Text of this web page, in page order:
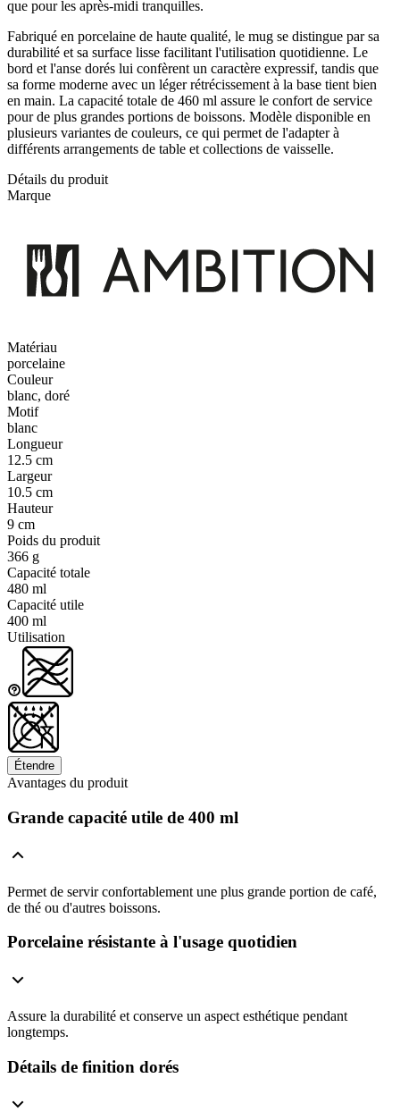
que pour les après-midi tranquilles.
Fabriqué en porcelaine de haute qualité, le mug se distingue par sa
durabilité et sa surface lisse facilitant l'utilisation quotidienne. Le
bord et l'anse dorés lui confèrent un caractère expressif, tandis que
sa forme moderne avec un léger rétrécissement à la base tient bien
en main. La capacité totale de 460 ml assure le confort de service
pour de plus grandes portions de boissons. Modèle disponible en
plusieurs variantes de couleurs, ce qui permet de l'adapter à
différents arrangements de table et collections de vaisselle.
Détails du produit
Marque
Matériau
porcelaine
Couleur
blanc, doré
Motif
blanc
Longueur
12.5 cm
Largeur
10.5 cm
Hauteur
9 cm
Poids du produit
366 g
Capacité totale
480 ml
Capacité utile
400 ml
Utilisation
Étendre
Avantages du produit
Grande capacité utile de 400 ml
Permet de servir confortablement une plus grande portion de café,
de thé ou d'autres boissons.
Porcelaine résistante à l'usage quotidien
Assure la durabilité et conserve un aspect esthétique pendant
longtemps.
Détails de finition dorés